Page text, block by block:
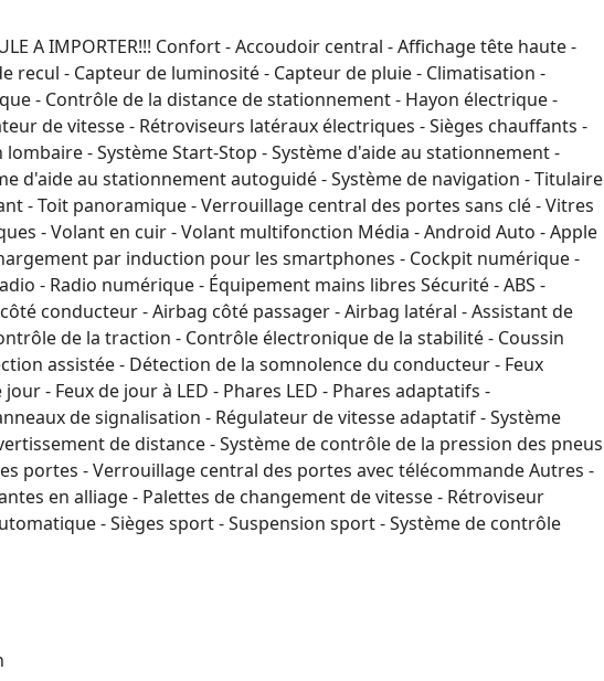
A IMPORTER!!! Confort - Accoudoir central - Affichage tête haute -
recul - Capteur de luminosité - Capteur de pluie - Climatisation -
- Contrôle de la distance de stationnement - Hayon électrique -
de vitesse - Rétroviseurs latéraux électriques - Sièges chauffants -
lombaire - Système Start-Stop - Système d'aide au stationnement -
d'aide au stationnement autoguidé - Système de navigation - Titulaire
- Toit panoramique - Verrouillage central des portes sans clé - Vitres
- Volant en cuir - Volant multifonction Média - Android Auto - Apple
par induction pour les smartphones - Cockpit numérique -
- Radio numérique - Équipement mains libres Sécurité - ABS -
conducteur - Airbag côté passager - Airbag latéral - Assistant de
de la traction - Contrôle électronique de la stabilité - Coussin
assistée - Détection de la somnolence du conducteur - Feux
- Feux de jour à LED - Phares LED - Phares adaptatifs -
de signalisation - Régulateur de vitesse adaptatif - Système
de distance - Système de contrôle de la pression des pneus
portes - Verrouillage central des portes avec télécommande Autres -
en alliage - Palettes de changement de vitesse - Rétroviseur
- Sièges sport - Suspension sport - Système de contrôle